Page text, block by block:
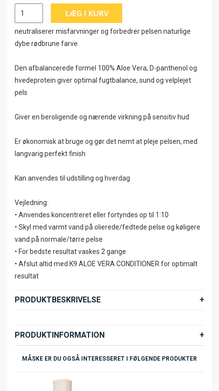
neutraliserer misfarvninger og forbedrer pelsen naturlige
dybe rødbrune farve
Den afbalancerede formel 100% Aloe Vera, D-panthenol og
hvedeprotein giver optimal fugtbalance, sund og velplejet
pels
Giver en beroligende og nærende virkning på sensitiv hud
Er økonomisk at bruge og gør det nemt at pleje pelsen, med
langvarig perfekt finish
Kan anvendes til udstilling og hverdag
Vejledning:
• Anvendes koncentreret eller fortyndes op til 1:10
• Skyl med varmt vand på olierede/fedtede pelse og køligere
vand på normale/tørre pelse
• For bedste resultat vaskes 2 gange
• Afslut altid med K9 ALOE VERA CONDITIONER for optimalt
resultat
PRODUKTBESKRIVELSE
PRODUKTINFORMATION
MÅSKE ER DU OGSÅ INTERESSERET I FØLGENDE PRODUKTER